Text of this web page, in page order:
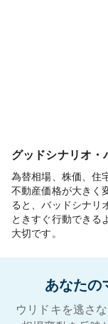
グッドシナリオ・
為替相場、株価、住
不動産価格が大きく
ると、バッドシナリ
ときすぐ行動できる
大切です。
あなたの
ウリドキを逃さ